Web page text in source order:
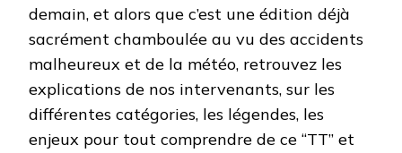
demain, et alors que c’est une édition déjà
sacrément chamboulée au vu des accidents
malheureux et de la météo, retrouvez les
explications de nos intervenants, sur les
différentes catégories, les légendes, les
enjeux pour tout comprendre de ce “TT” et